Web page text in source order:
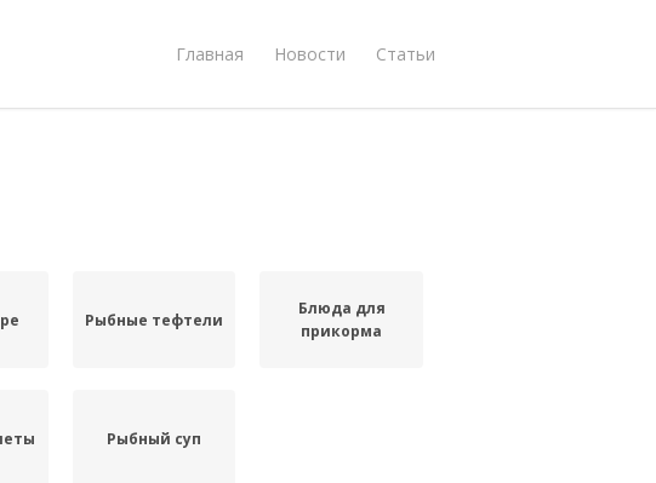
Главная Новости Статьи
Рыбные тефтели
Блюда для
прикорма
Рыбный суп